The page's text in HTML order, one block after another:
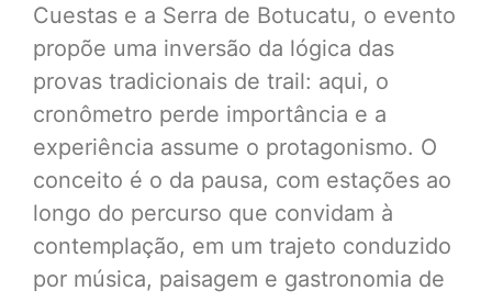
Cuestas e a Serra de Botucatu, o evento
propõe uma inversão da lógica das
provas tradicionais de trail: aqui, o
cronômetro perde importância e a
experiência assume o protagonismo. O
conceito é o da pausa, com estações ao
longo do percurso que convidam à
contemplação, em um trajeto conduzido
por música, paisagem e gastronomia de